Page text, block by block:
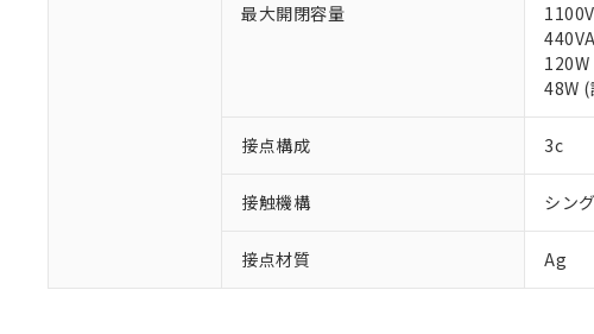
最大開閉容量
48W
接点構成 3c
接触機構 シン
接点材質 Ag
以下の条件をお読みいた
当社制御機器事業取
対応済み：EU RoHS
対応予定：EU RoHS指令
対応予定なし：EU RoHS
調査・確認中：EU RoHS
非該当品：ライセンス料
仕入先様の事情により、
鉛(Pb) 1000ppm以下、 水銀(Hg)
「○」：最大均質材料含
「×」：最大均質材料含
「－」：未確認です。当
当社は、これら貴
う）を輸出または
記
説明